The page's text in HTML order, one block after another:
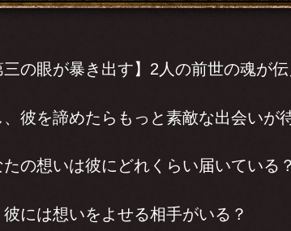
三の眼が暴き出す】2人の前世の魂が
彼を諦めたらもっと素敵な出会いが
の想いは彼にどれくらい届いている？
には想いをよせる相手がいる？